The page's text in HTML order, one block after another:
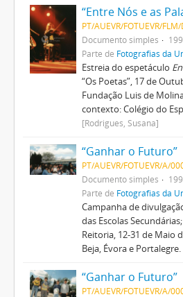
“Entre Nós e as
PT/AUEVR/FOTUEVR/
Documento simples
Parte de Fotografias da
Estreia do espetáculo
“Os Poetas”, 17 de
Fundação Luis de
contexto: Colégio do
[Rodrigues, Susana]
“Ganhar o Futuro”
PT/AUEVR/FOTUEVR/A/
Documento simples
Parte de Fotografias da
Campanha de
das Escolas
Reitoria, 12-31 de Maio
Beja, Évora e Portalegre.
“Ganhar o Futuro”
PT/AUEVR/FOTUEVR/A/